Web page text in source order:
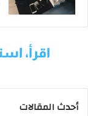
أحدث المقالات